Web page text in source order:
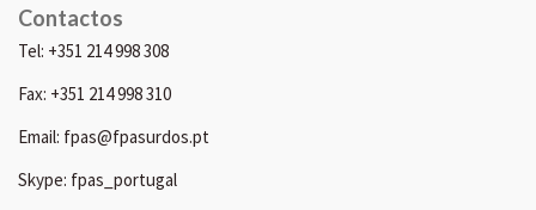
Contactos
Tel: +351 214 998 308
Fax: +351 214 998 310
Email: fpas@fpasurdos.pt
Skype: fpas_portugal